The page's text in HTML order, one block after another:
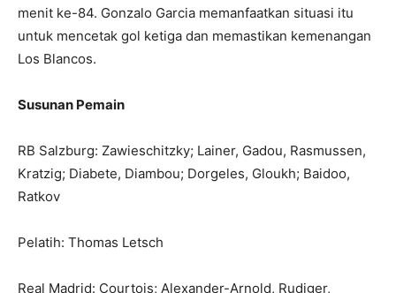
menit ke-84. Gonzalo Garcia memanfaatkan situasi itu
untuk mencetak gol ketiga dan memastikan kemenangan
Los Blancos.
Susunan Pemain
RB Salzburg: Zawieschitzky; Lainer, Gadou, Rasmussen,
Kratzig; Diabete, Diambou; Dorgeles, Gloukh; Baidoo,
Ratkov
Pelatih: Thomas Letsch
Real Madrid: Courtois; Alexander-Arnold, Rudiger,